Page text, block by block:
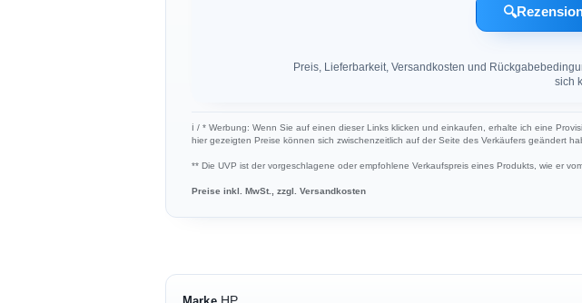
🔍
Preis, Lieferbarkeit, Versandkosten und
sich
ℹ︎ / * Werbung: Wenn Sie auf einen dieser Links klicken und einkaufen, erhalte ich eine
hier gezeigten Preise können sich zwischenzeitlich auf der Seite des Verkäufers geändert
** Die UVP ist der vorgeschlagene oder empfohlene Verkaufspreis eines Produkts, wie er
Preise inkl. MwSt., zzgl. Versandkosten
HP